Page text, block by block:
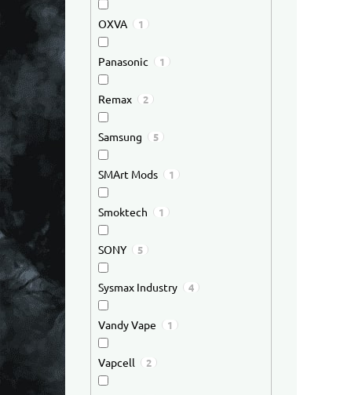
OXVA 1
Panasonic 1
Remax 2
Samsung 5
SMArt Mods 1
Smoktech 1
SONY 5
Sysmax Industry 4
Vandy Vape 1
Vapcell 2